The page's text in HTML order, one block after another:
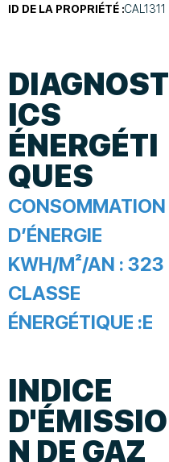
ID DE LA PROPRIÉTÉ :CAL1311
DIAGNOST
ICS
ÉNERGÉTI
QUES
CONSOMMATION
D’ÉNERGIE
KWH/M²/AN : 323
CLASSE
ÉNERGÉTIQUE :E
INDICE
D'ÉMISSIO
N DE GAZ